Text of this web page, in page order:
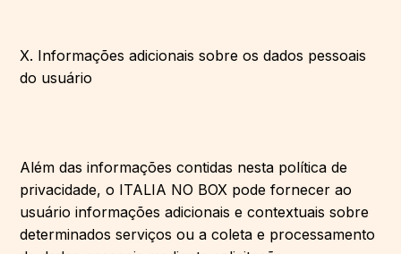
X. Informações adicionais sobre os dados pessoais
do usuário
Além das informações contidas nesta política de
privacidade, o ITALIA NO BOX pode fornecer ao
usuário informações adicionais e contextuais sobre
determinados serviços ou a coleta e processamento